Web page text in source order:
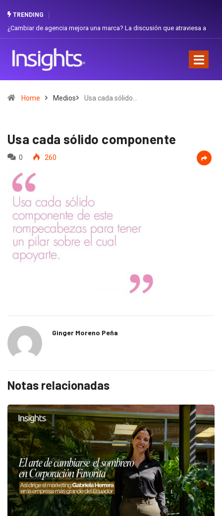
TRENDING
de agencia mejora una marca? La discusión que atraviesa a
Gabriela
Home Medios Usa cada sólido…
Usa cada sólido componente
0 260
Ginger Moreno Peña
Notas relacionadas